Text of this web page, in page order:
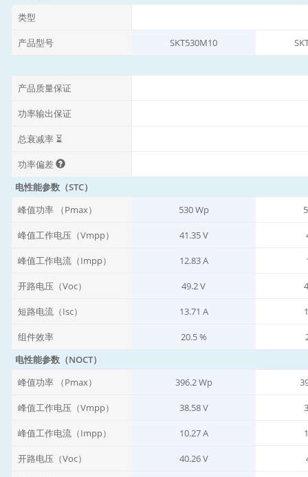
类型
产品型号 SKT530M10
产品质量保证
功率输出保证
总衰减率 ⏳
功率偏差
电性能参数（STC）
峰值功率 （Pmax）
530 Wp
峰值工作电压（Vmpp） 41.35 V
峰值工作电流（Impp） 12.83 A
开路电压（Voc） 49.2 V
短路电流（Isc） 13.71 A
组件效率 20.5 %
电性能参数（NOCT）
峰值功率 （Pmax）
396.2 Wp
峰值工作电压（Vmpp） 38.58 V
峰值工作电流（Impp） 10.27 A
开路电压（Voc） 40.26 V